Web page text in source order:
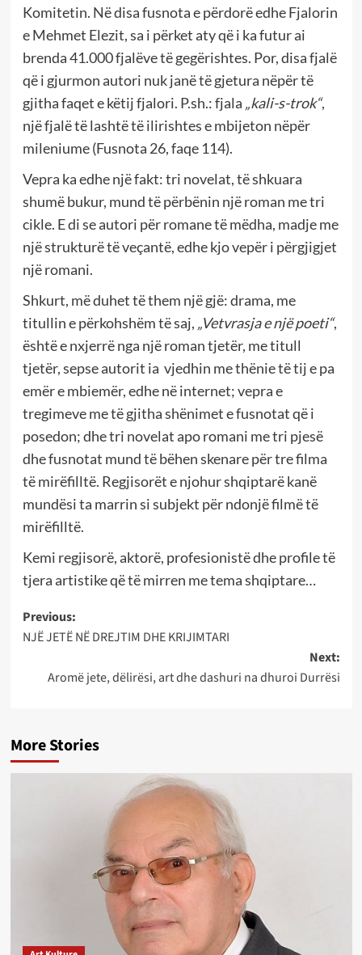
Komitetin. Në disa fusnota e përdorë edhe Fjalorin
e Mehmet Elezit, sa i përket aty që i ka futur ai
brenda 41.000 fjalëve të gegërishtes. Por, disa fjalë
që i gjurmon autori nuk janë të gjetura nëpër të
gjitha faqet e këtij fjalori. P.sh.: fjala „kali-s-trok“,
një fjalë të lashtë të ilirishtes e mbijeton nëpër
mileniume (Fusnota 26, faqe 114).
Vepra ka edhe një fakt: tri novelat, të shkuara
shumë bukur, mund të përbënin një roman me tri
cikle. E di se autori për romane të mëdha, madje me
një strukturë të veçantë, edhe kjo vepër i përgjigjet
një romani.
Shkurt, më duhet të them një gjë: drama, me
titullin e përkohshëm të saj, „Vetvrasja e një poeti“,
është e nxjerrë nga një roman tjetër, me titull
tjetër, sepse autorit ia vjedhin me thënie të tij e pa
emër e mbiemër, edhe në internet; vepra e
tregimeve me të gjitha shënimet e fusnotat që i
posedon; dhe tri novelat apo romani me tri pjesë
dhe fusnotat mund të bëhen skenare për tre filma
të mirëfilltë. Regjisorët e njohur shqiptarë kanë
mundësi ta marrin si subjekt për ndonjë filmë të
mirëfilltë.
Kemi regjisorë, aktorë, profesionistë dhe profile të
tjera artistike që të mirren me tema shqiptare…
Post
navigation
Previous:
NJË JETË NË DREJTIM DHE KRIJIMTARI
Next:
Aromë jete, dëlirësi, art dhe dashuri na dhuroi Durrësi
More Stories